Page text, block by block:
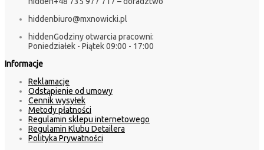
hiddenbiuro@mxnowicki.pl
hiddenGodziny otwarcia pracowni:
Poniedziałek - Piątek 09:00 - 17:00
Informacje
Reklamacje
Odstąpienie od umowy
Cennik wysyłek
Metody płatności
Regulamin sklepu internetowego
Regulamin Klubu Detailera
Polityka Prywatności